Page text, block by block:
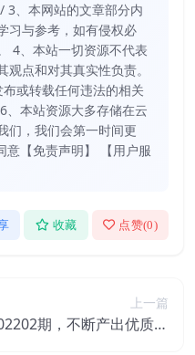
、本网站的文章部分内
习与参考，如有侵权必
4、本站一切资源不代表
点和对其真实性负责。
或转载任何违法的相关
、本站资源大多存储在云
们，我们会第一时间更
意【免责声明】 【用户服
收藏 点赞(0)
上一篇
期，不断产出优质的